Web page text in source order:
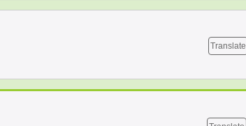
Translate